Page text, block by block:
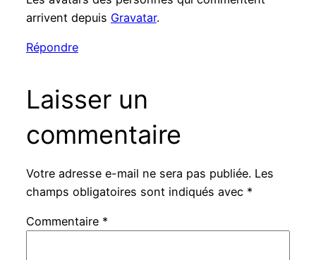
arrivent depuis Gravatar.
Répondre
Laisser un
commentaire
Votre adresse e-mail ne sera pas publiée. Les
champs obligatoires sont indiqués avec *
Commentaire *